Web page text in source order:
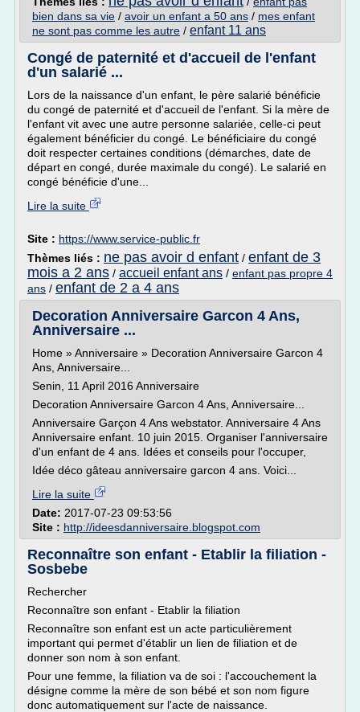
bien dans sa vie / avoir un enfant a 50 ans / mes enfant
ne sont pas comme les autre / enfant 11 ans
Congé de paternité et d'accueil de l'enfant
d'un salarié ...
Lors de la naissance d'un enfant, le père salarié bénéficie
du congé de paternité et d'accueil de l'enfant. Si la mère de
l'enfant vit avec une autre personne salariée, celle-ci peut
également bénéficier du congé. Le bénéficiaire du congé
doit respecter certaines conditions (démarches, date de
départ en congé, durée maximale du congé). Le salarié en
congé bénéficie d'une...
Lire la suite
Site : https://www.service-public.fr
Thèmes liés : ne pas avoir d enfant / enfant de 3
mois a 2 ans / accueil enfant ans / enfant pas propre 4
ans / enfant de 2 a 4 ans
Decoration Anniversaire Garcon 4 Ans,
Anniversaire ...
Home » Anniversaire » Decoration Anniversaire Garcon 4
Ans, Anniversaire...
Senin, 11 April 2016 Anniversaire
Decoration Anniversaire Garcon 4 Ans, Anniversaire...
Anniversaire Garçon 4 Ans webstator. Anniversaire 4 Ans
Anniversaire enfant. 10 juin 2015. Organiser l'anniversaire
d'un enfant de 4 ans. Idées et conseils pour l'occuper,
Idée déco gâteau anniversaire garcon 4 ans. Voici...
Lire la suite
Date: 2017-07-23 09:53:56
Site : http://ideesdanniversaire.blogspot.com
Reconnaître son enfant - Etablir la filiation -
Sosbebe
Rechercher
Reconnaître son enfant - Etablir la filiation
Reconnaître son enfant est un acte particulièrement
important qui permet d'établir un lien de filiation et de
donner son nom à son enfant.
Pour une femme, la filiation va de soi : l'accouchement la
désigne comme la mère de son bébé et son nom figure
donc automatiquement sur l'acte de naissance.